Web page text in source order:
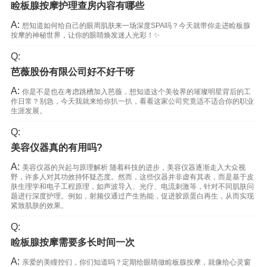
睑板腺按摩护理查房内容有哪些
A: 想知道如何给自己的眼周肌肤来一场深度SPA吗？今天就带你走进睑板腺
按摩的神秘世界，让你的眼睛焕发迷人光彩！✨
Q:
芭薇股份有限公司好不好干呀
A: 你是不是也在考虑跳槽加入芭薇，想知道这个美妆界的璀璨明星背后的工
作日常？别急，今天我就来给你扒一扒，看看这家公司究竟适不适合你的职业
生涯发展。
Q:
美容仪器真的有用吗?
A: 美容仪器的兴起与原理解析 随着科技的进步，美容仪器逐渐走入大众视
野，许多人对其功效持怀疑态度。然而，这些仪器并非虚有其表，而是基于皮
肤生理学和电子工程原理，如声波导入、光疗、电流刺激等，针对不同肌肤问
题进行深度护理。例如，射频仪通过产生热能，促进胶原蛋白再生，从而实现
紧致肌肤的效果。
Q:
睑板腺按摩需要多长时间一次
A: 亲爱的美瞳控们，你们知道吗？定期给眼睛做睑板腺按摩，就像给心灵窗